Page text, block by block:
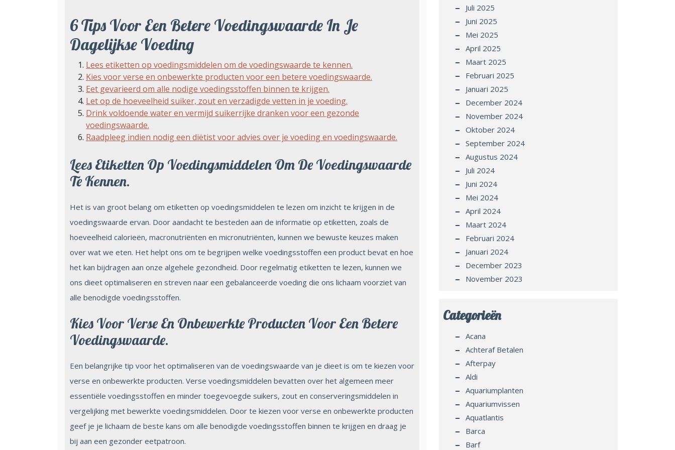
6 Tips Voor Een Betere Voedingswaarde In Je
Dagelijkse Voeding
Lees etiketten op voedingsmiddelen om de voedingswaarde te kennen.
Kies voor verse en onbewerkte producten voor een betere voedingswaarde.
Eet gevarieerd om alle nodige voedingsstoffen binnen te krijgen.
Let op de hoeveelheid suiker, zout en verzadigde vetten in je voeding.
Drink voldoende water en vermijd suikerrijke dranken voor een gezonde
voedingswaarde.
Raadpleeg indien nodig een diëtist voor advies over je voeding en voedingswaarde.
Lees Etiketten Op Voedingsmiddelen Om De Voedingswaarde
Te Kennen.
Het is van groot belang om etiketten op voedingsmiddelen te lezen om inzicht te krijgen in de
voedingswaarde ervan. Door aandacht te besteden aan de informatie op etiketten, zoals de
hoeveelheid calorieën, macronutriënten en micronutriënten, kunnen we bewuste keuzes maken
over wat we eten. Het helpt ons om te begrijpen welke voedingsstoffen een product bevat en hoe
het kan bijdragen aan onze algehele gezondheid. Door regelmatig etiketten te lezen, kunnen we
ons dieet optimaliseren en streven naar een gebalanceerde voeding die ons lichaam voorziet van
alle benodigde voedingsstoffen.
Kies Voor Verse En Onbewerkte Producten Voor Een Betere
Voedingswaarde.
Een belangrijke tip voor het optimaliseren van de voedingswaarde van je dieet is om te kiezen voor
verse en onbewerkte producten. Verse voedingsmiddelen bevatten over het algemeen meer
essentiële voedingsstoffen en minder toegevoegde suikers, zout en conserveringsmiddelen in
vergelijking met bewerkte voedingsmiddelen. Door te kiezen voor verse en onbewerkte producten
geef je je lichaam de beste kans om alle benodigde voedingsstoffen binnen te krijgen en draag je
bij aan een gezonder eetpatroon.
Juli 2025
Juni 2025
Mei 2025
April 2025
Maart 2025
Februari 2025
Januari 2025
December 2024
November 2024
Oktober 2024
September 2024
Augustus 2024
Juli 2024
Juni 2024
Mei 2024
April 2024
Maart 2024
Februari 2024
Januari 2024
December 2023
November 2023
Categorieën
Acana
Achteraf Betalen
Afterpay
Aldi
Aquariumplanten
Aquariumvissen
Aquatlantis
Barca
Barf